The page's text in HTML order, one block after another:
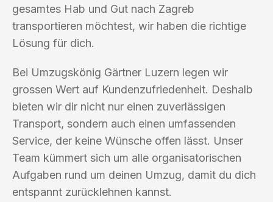
gesamtes Hab und Gut nach Zagreb
transportieren möchtest, wir haben die richtige
Lösung für dich.
Bei Umzugskönig Gärtner Luzern legen wir
grossen Wert auf Kundenzufriedenheit. Deshalb
bieten wir dir nicht nur einen zuverlässigen
Transport, sondern auch einen umfassenden
Service, der keine Wünsche offen lässt. Unser
Team kümmert sich um alle organisatorischen
Aufgaben rund um deinen Umzug, damit du dich
entspannt zurücklehnen kannst.